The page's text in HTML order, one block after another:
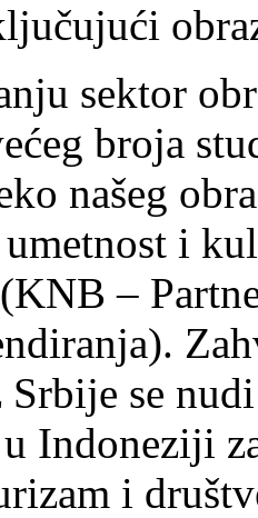
sektor
broja
našeg
umetnost i
(KNB –
se
u Indoneziji
i